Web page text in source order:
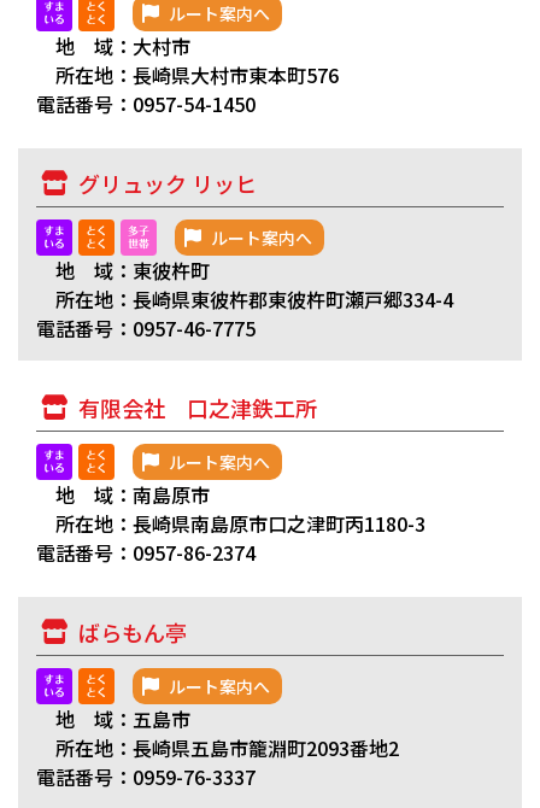
ルート案内へ
地 域：大村市
所在地：長崎県大村市東本町576
電話番号：0957-54-1450
グリュック リッヒ
ルート案内へ
地 域：東彼杵町
所在地：長崎県東彼杵郡東彼杵町瀬戸郷334-4
電話番号：0957-46-7775
有限会社 口之津鉄工所
ルート案内へ
地 域：南島原市
所在地：長崎県南島原市口之津町丙1180-3
電話番号：0957-86-2374
ばらもん亭
ルート案内へ
地 域：五島市
所在地：長崎県五島市籠淵町2093番地2
電話番号：0959-76-3337